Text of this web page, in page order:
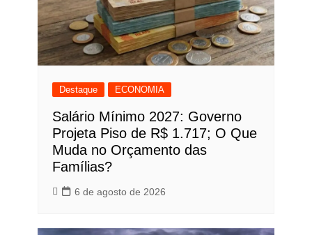
Destaque ECONOMIA
Salário Mínimo 2027: Governo
Projeta Piso de R$ 1.717; O Que
Muda no Orçamento das
Famílias?
6 de agosto de 2026